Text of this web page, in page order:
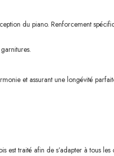
du piano. Renforcement
et assurant une longévité
est traité afin de s’adapter à tous les